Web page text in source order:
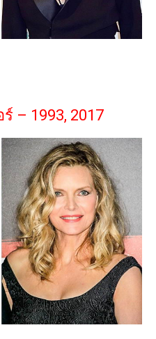
– 1993, 2017